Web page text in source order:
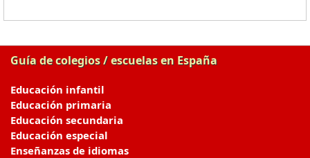
Guía de colegios / escuelas en España
Educación infantil
Educación primaria
Educación secundaria
Educación especial
Enseñanzas de idiomas